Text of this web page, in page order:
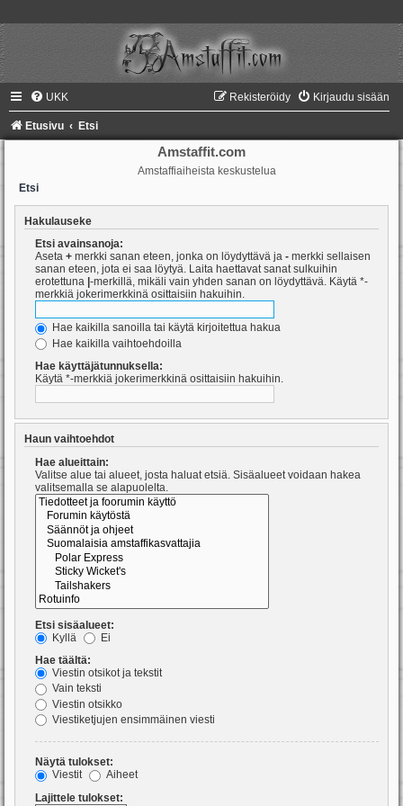
UKK Kirjaudu sisään
Rekisteröidy
Etusivu Etsi
Amstaffit.com
Amstaffiaiheista keskustelua
Etsi
Hakulauseke
Etsi avainsanoja:
Aseta + merkki sanan eteen, jonka on löydyttävä ja - merkki sellaisen
sanan eteen, jota ei saa löytyä. Laita haettavat sanat sulkuihin
erotettuna -merkillä, mikäli vain yhden sanan on löydyttävä. Käytä *-
merkkiä jokerimerkkinä osittaisiin hakuihin.
Hae kaikilla sanoilla tai käytä kirjoitettua hakua
Hae kaikilla vaihtoehdoilla
Hae käyttäjätunnuksella:
Käytä *-merkkiä jokerimerkkinä osittaisiin hakuihin.
Haun vaihtoehdot
Hae alueittain:
Valitse alue tai alueet, josta haluat etsiä. Sisäalueet voidaan hakea
valitsemalla se alapuolelta.
Etsi sisäalueet:
Kyllä
Ei
Hae täältä:
Viestin otsikot ja tekstit
Vain teksti
Viestin otsikko
Viestiketjujen ensimmäinen viesti
Näytä tulokset:
Viestit
Aiheet
Lajittele tulokset: